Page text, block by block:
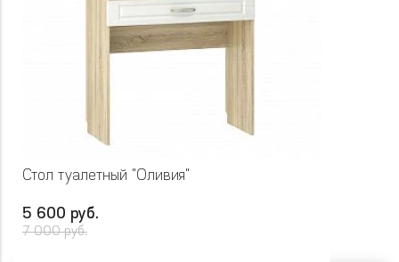
Стол туалетный "Оливия"
5 600 руб.
7 000 руб.